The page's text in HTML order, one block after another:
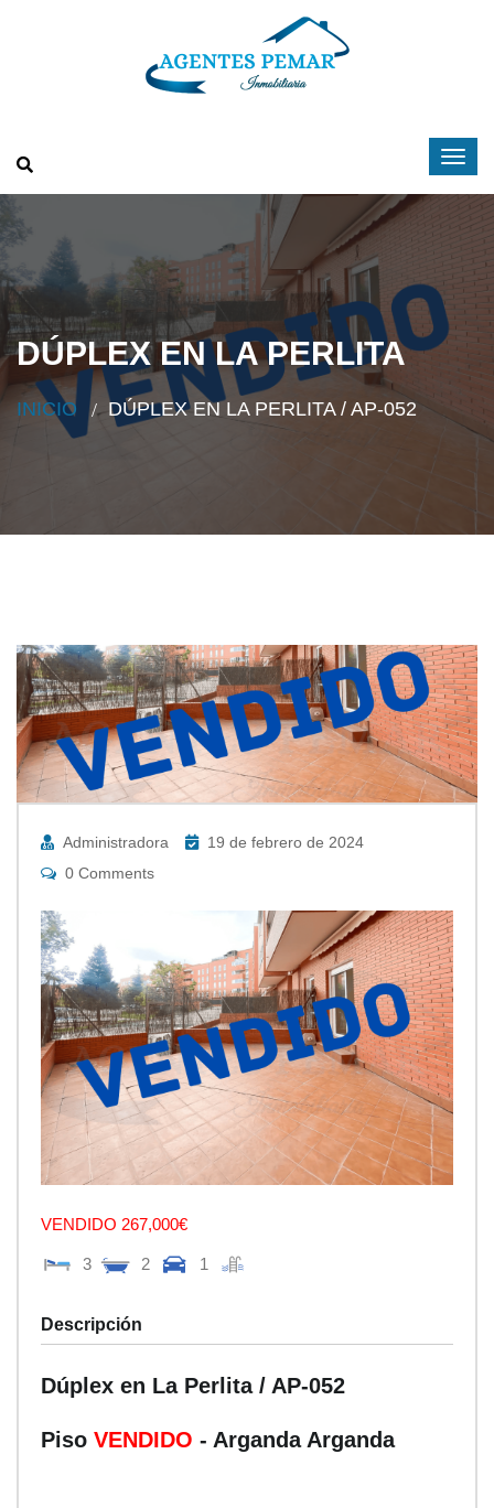
DÚPLEX EN LA PERLITA
INICIO DÚPLEX EN LA PERLITA / AP-052
Administradora
19 de febrero de 2024
0 Comments
VENDIDO 267,000€
3 2 1
Descripción
Dúplex en La Perlita / AP-052
Piso VENDIDO - Arganda Arganda